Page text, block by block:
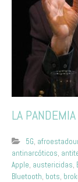
LA
5G,
antinarcóticos,
Apple, austericidas,
Bluetooth, bots,